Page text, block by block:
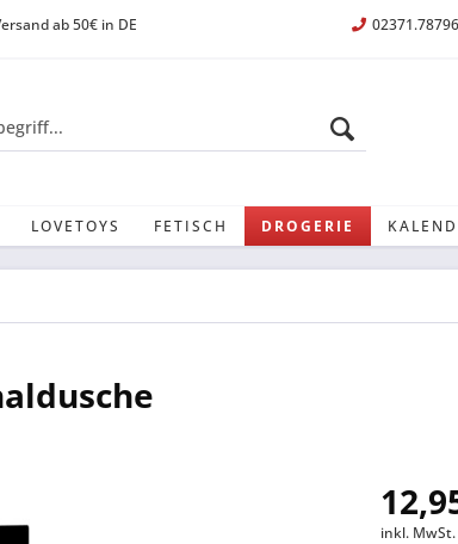
ab 50€ in DE
LOVETOYS FETISCH DROGERIE
inkl.